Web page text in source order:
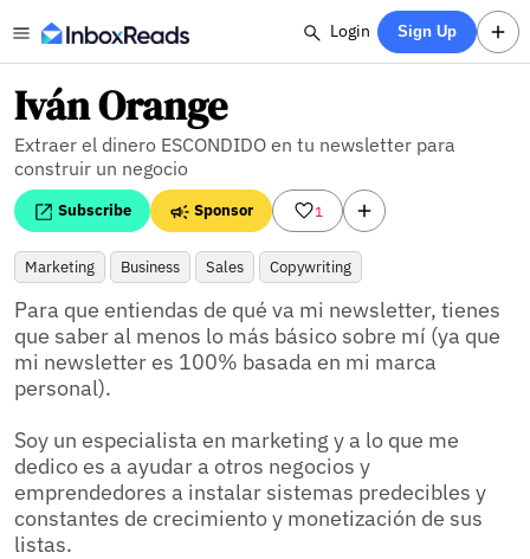
Login Sign Up
Iván Orange
Extraer el dinero ESCONDIDO en tu newsletter para
construir un negocio
Subscribe Sponsor 1
Marketing Business Sales Copywriting
Para que entiendas de qué va mi newsletter, tienes
que saber al menos lo más básico sobre mí (ya que
mi newsletter es 100% basada en mi marca
personal).
Soy un especialista en marketing y a lo que me
dedico es a ayudar a otros negocios y
emprendedores a instalar sistemas predecibles y
constantes de crecimiento y monetización de sus
listas.